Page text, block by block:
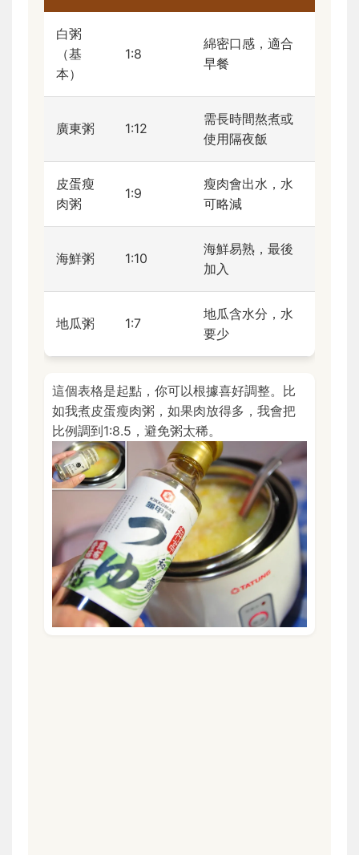
白粥
（基
本）
1:8
綿密口感，適合
早餐
廣東粥 1:12
需長時間熬煮或
使用隔夜飯
皮蛋瘦
肉粥
1:9
瘦肉會出水，水
可略減
海鮮粥 1:10
海鮮易熟，最後
加入
地瓜粥 1:7
地瓜含水分，水
要少
這個表格是起點，你可以根據喜好調整。比
如我煮皮蛋瘦肉粥，如果肉放得多，我會把
比例調到1:8.5，避免粥太稀。